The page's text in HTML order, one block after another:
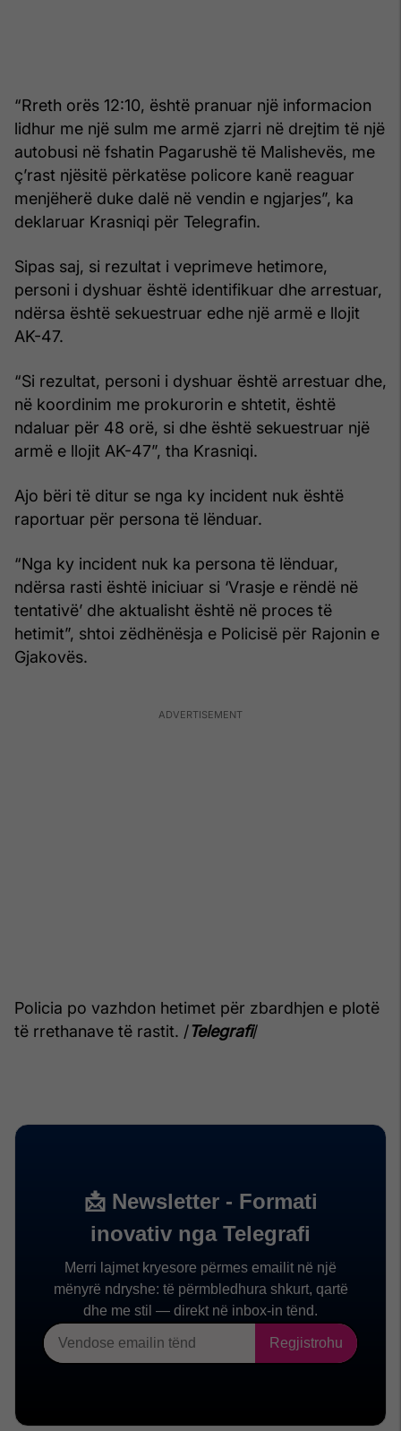
“Rreth orës 12:10, është pranuar një informacion
lidhur me një sulm me armë zjarri në drejtim të një
autobusi në fshatin Pagarushë të Malishevës, me
ç’rast njësitë përkatëse policore kanë reaguar
menjëherë duke dalë në vendin e ngjarjes”, ka
deklaruar Krasniqi për Telegrafin.
Sipas saj, si rezultat i veprimeve hetimore,
personi i dyshuar është identifikuar dhe arrestuar,
ndërsa është sekuestruar edhe një armë e llojit
AK-47.
“Si rezultat, personi i dyshuar është arrestuar dhe,
në koordinim me prokurorin e shtetit, është
ndaluar për 48 orë, si dhe është sekuestruar një
armë e llojit AK-47”, tha Krasniqi.
Ajo bëri të ditur se nga ky incident nuk është
raportuar për persona të lënduar.
“Nga ky incident nuk ka persona të lënduar,
ndërsa rasti është iniciuar si ‘Vrasje e rëndë në
tentativë’ dhe aktualisht është në proces të
hetimit”, shtoi zëdhënësja e Policisë për Rajonin e
Gjakovës.
Policia po vazhdon hetimet për zbardhjen e plotë
të rrethanave të rastit. /Telegrafi/